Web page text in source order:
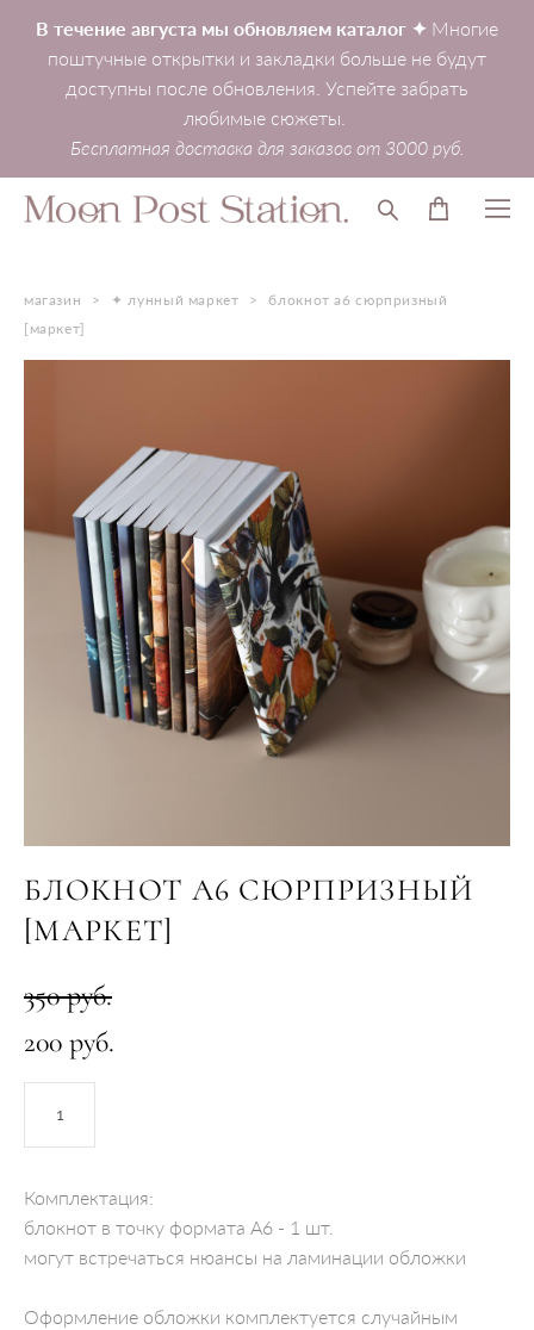
В течение августа мы обновляем каталог ✦ Многие
поштучные открытки и закладки больше не будут
доступны после обновления. Успейте забрать
любимые сюжеты.
Бесплатная доставка для заказов от 3000 руб.
магазин > ✦ лунный маркет >
блокнот a6 сюрпризный
[маркет]
БЛОКНОТ A6 СЮРПРИЗНЫЙ
[МАРКЕТ]
350 pуб.
200 pуб.
Комплектация:
блокнот в точку формата А6 - 1 шт.
могут встречаться нюансы на ламинации обложки
Оформление обложки комплектуется случайным